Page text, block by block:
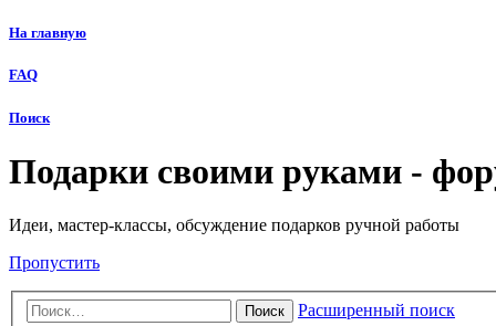
На главную
FAQ
Поиск
Подарки своими руками -
Идеи, мастер-классы, обсуждение подарков ручной работы
Пропустить
Поиск Расширенный поиск